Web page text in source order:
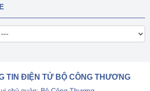
TIN ĐIỆN TỬ BỘ CÔNG THƯƠNG